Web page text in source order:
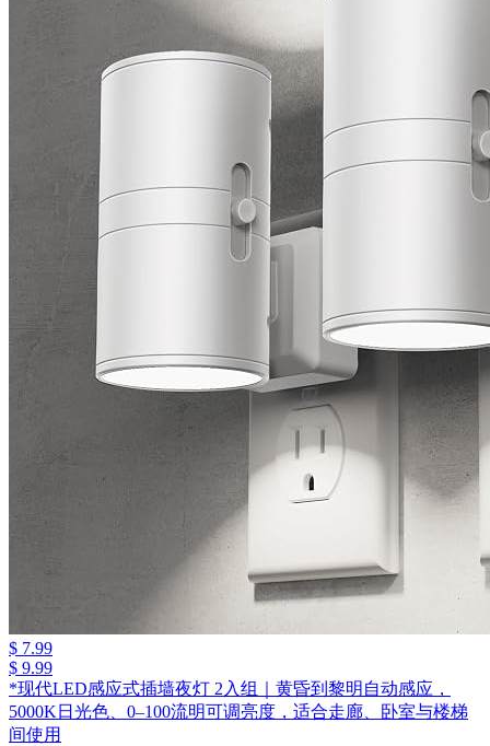
$ 7.99
$ 9.99
*现代LED感应式插墙夜灯 2入组｜黄昏到黎明自动感应，
5000K日光色、0–100流明可调亮度，适合走廊、卧室与楼梯
间使用